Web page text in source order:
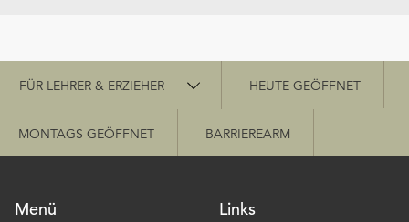
Schnellzugriff
FÜR LEHRER & ERZIEHER HEUTE GEÖFFNET
MONTAGS GEÖFFNET BARRIEREARM
Menü
Links